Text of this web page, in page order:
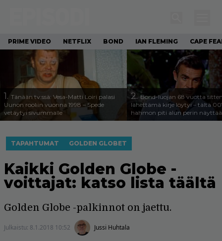
PRIME VIDEO NETFLIX BOND IAN FLEMING CAPE
1. Tänään tv:ssä: Vesa-Matti Loiri palasi
Uunon rooliin vuonna 1998 – Spede
vetäytyi sivummalle
2.Bond-luojan 68 vuotta
lähettämä kirje löytyi – tältä
hahmon piti alun perin näyttää
TAPAHTUMAT GOLDEN GLOBET
Kaikki Golden Globe -
voittajat: katso lista täältä
Golden Globe -palkinnot on jaettu.
Julkaistu: 8.1.2018 10:52 Jussi Huhtala